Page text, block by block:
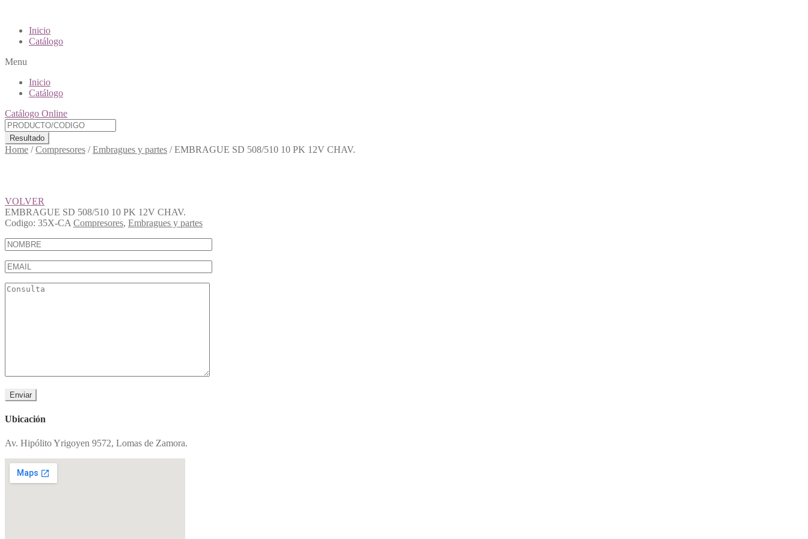
Inicio
Catálogo
Menu
Inicio
Catálogo
Catálogo Online
Resultado
Home /Compresores /Embragues y partes /EMBRAGUE SD 508/510 10 PK 12V CHAV.
VOLVER
EMBRAGUE SD 508/510 10 PK 12V CHAV.
Codigo: 35X-CA Compresores, Embragues y partes
Ubicación
Av. Hipólito Yrigoyen 9572, Lomas de Zamora.